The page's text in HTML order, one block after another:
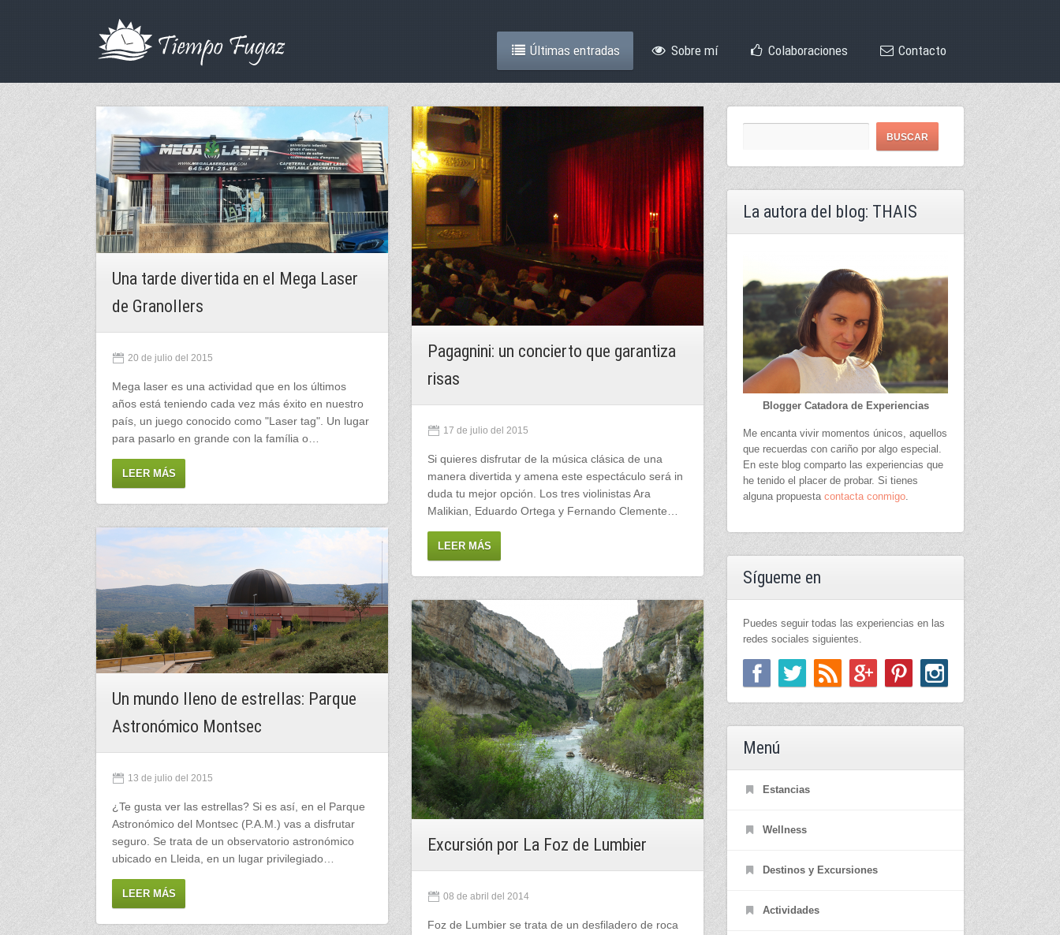
Últimas entradas Sobre mí Colaboraciones Contacto
Una tarde divertida en el Mega Laser
de Granollers
20 de julio del 2015
Mega laser es una actividad que en los últimos
años está teniendo cada vez más éxito en nuestro
país, un juego conocido como "Laser tag". Un lugar
para pasarlo en grande con la família o…
LEER MÁS
Pagagnini: un concierto que garantiza
risas
17 de julio del 2015
Si quieres disfrutar de la música clásica de una
manera divertida y amena este espectáculo será in
duda tu mejor opción. Los tres violinistas Ara
Malikian, Eduardo Ortega y Fernando Clemente…
LEER MÁS
Un mundo lleno de estrellas: Parque
Astronómico Montsec
13 de julio del 2015
¿Te gusta ver las estrellas? Si es así, en el Parque
Astronómico del Montsec (P.A.M.) vas a disfrutar
seguro. Se trata de un observatorio astronómico
ubicado en Lleida, en un lugar privilegiado…
LEER MÁS
Excursión por La Foz de Lumbier
08 de abril del 2014
Foz de Lumbier se trata de un desfiladero de roca
La autora del blog: THAIS
Blogger Catadora de Experiencias
Me encanta vivir momentos únicos, aquellos
que recuerdas con cariño por algo especial.
En este blog comparto las experiencias que
he tenido el placer de probar. Si tienes
alguna propuesta contacta conmigo
Sígueme en
Puedes seguir todas las experiencias en las
redes sociales siguientes.
Menú
Estancias
Wellness
Destinos y Excursiones
Actividades